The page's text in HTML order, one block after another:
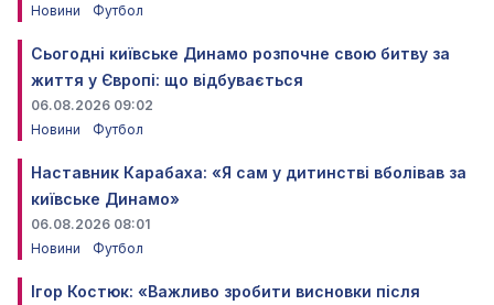
Новини
Футбол
Сьогодні київське Динамо розпочне свою битву за
життя у Європі: що відбувається
06.08.2026 09:02
Новини
Футбол
Наставник Карабаха: «Я сам у дитинстві вболівав за
київське Динамо»
06.08.2026 08:01
Новини
Футбол
Ігор Костюк: «Важливо зробити висновки після